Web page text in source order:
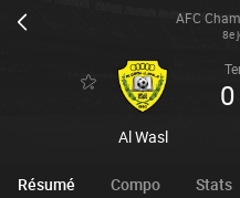
AFC
8e
Al Wasl
0
Résumé Compo Stats